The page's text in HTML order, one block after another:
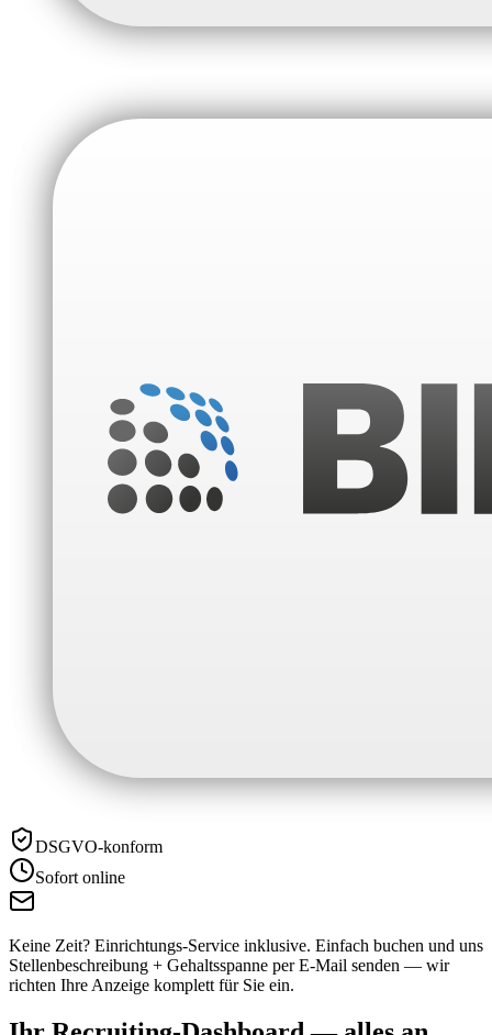
DSGVO-konform
Sofort online
Keine Zeit? Einrichtungs-Service inklusive. Einfach buchen und uns
Stellenbeschreibung + Gehaltsspanne per E-Mail senden — wir
richten Ihre Anzeige komplett für Sie ein.